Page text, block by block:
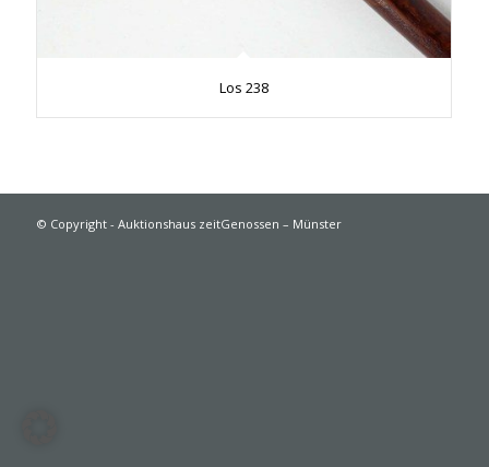
Los 238
© Copyright - Auktionshaus zeitGenossen – Münster